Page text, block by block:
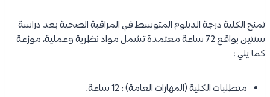
تمنح الكلية درجة الدبلوم المتوسط في المراقبة الصحية بعد دراسة
سنتين بواقع 72 ساعة معتمدة تشمل مواد نظرية وعملية، موزعة
كما يلي :
متطلبات الكلية (المهارات العامة) : 12 ساعة.